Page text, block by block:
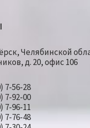
Челябинской
д. 20, офис 106
7-56-28
7-92-00
7-96-11
7-76-48